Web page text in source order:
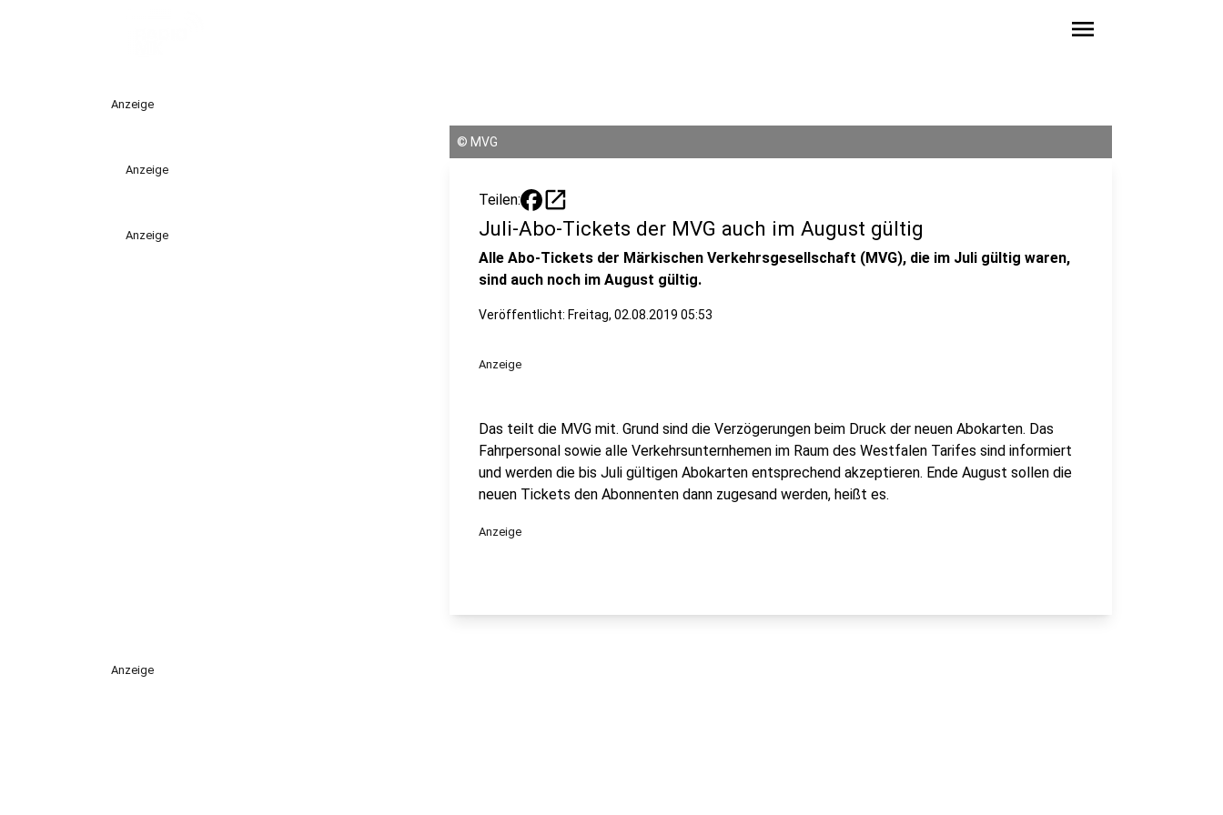
menu
Anzeige
Anzeige
Anzeige
© MVG
Teilen: open_in_new
Juli-Abo-Tickets der MVG auch im August gültig
Alle Abo-Tickets der Märkischen Verkehrsgesellschaft (MVG), die im Juli gültig waren,
sind auch noch im August gültig.
Veröffentlicht: Freitag, 02.08.2019 05:53
Anzeige
Das teilt die MVG mit. Grund sind die Verzögerungen beim Druck der neuen Abokarten. Das
Fahrpersonal sowie alle Verkehrsunternhemen im Raum des Westfalen Tarifes sind informiert
und werden die bis Juli gültigen Abokarten entsprechend akzeptieren. Ende August sollen die
neuen Tickets den Abonnenten dann zugesand werden, heißt es.
Anzeige
Anzeige